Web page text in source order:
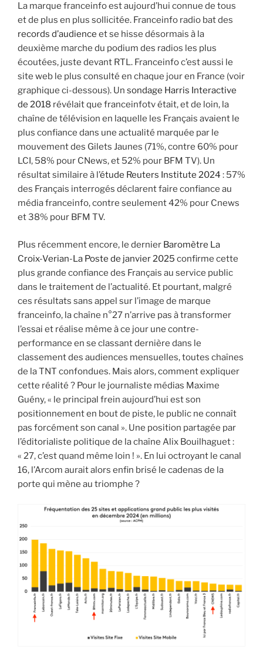
La marque franceinfo est aujourd’hui connue de tous
et de plus en plus sollicitée. Franceinfo radio bat des
records d’audience et se hisse désormais à la
deuxième marche du podium des radios les plus
écoutées, juste devant RTL. Franceinfo c’est aussi le
site web le plus consulté en chaque jour en France (voir
graphique ci-dessous). Un sondage Harris Interactive
de 2018 révélait que franceinfotv était, et de loin, la
chaîne de télévision en laquelle les Français avaient le
plus confiance dans une actualité marquée par le
mouvement des Gilets Jaunes (71%, contre 60% pour
LCI, 58% pour CNews, et 52% pour BFM TV). Un
résultat similaire à l’étude Reuters Institute 2024 : 57%
des Français interrogés déclarent faire confiance au
média franceinfo, contre seulement 42% pour Cnews
et 38% pour BFM TV.
Plus récemment encore, le dernier Baromètre La
Croix-Verian-La Poste de janvier 2025 confirme cette
plus grande confiance des Français au service public
dans le traitement de l’actualité. Et pourtant, malgré
ces résultats sans appel sur l’image de marque
franceinfo, la chaîne n°27 n’arrive pas à transformer
l’essai et réalise même à ce jour une contre-
performance en se classant dernière dans le
classement des audiences mensuelles, toutes chaînes
de la TNT confondues. Mais alors, comment expliquer
cette réalité ? Pour le journaliste médias Maxime
Guény, « le principal frein aujourd’hui est son
positionnement en bout de piste, le public ne connaît
pas forcément son canal ». Une position partagée par
l’éditorialiste politique de la chaîne Alix Bouilhaguet :
« 27, c’est quand même loin ! ». En lui octroyant le canal
16, l’Arcom aurait alors enfin brisé le cadenas de la
porte qui mène au triomphe ?